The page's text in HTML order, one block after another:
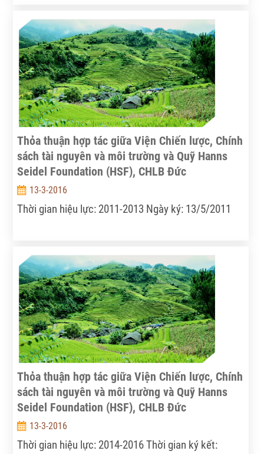
việc với đoàn cán bộ cấp cao của Cộng hòa Liên
bang Myanma do ông U Moe Oo, Vụ trưởng Vụ Quản
lý và sử dụng Tài nguyên nước, Bộ Nông nghiệp, làm
trưởng đoàn.
Thỏa thuận hợp tác giữa Viện Chiến lược, Chính
sách tài nguyên và môi trường và Quỹ Hanns
Seidel Foundation (HSF), CHLB Đức
13-3-2016
Thời gian hiệu lực: 2011-2013 Ngày ký: 13/5/2011
Thỏa thuận hợp tác giữa Viện Chiến lược, Chính
sách tài nguyên và môi trường và Quỹ Hanns
Seidel Foundation (HSF), CHLB Đức
13-3-2016
Thời gian hiệu lực: 2014-2016 Thời gian ký kết: